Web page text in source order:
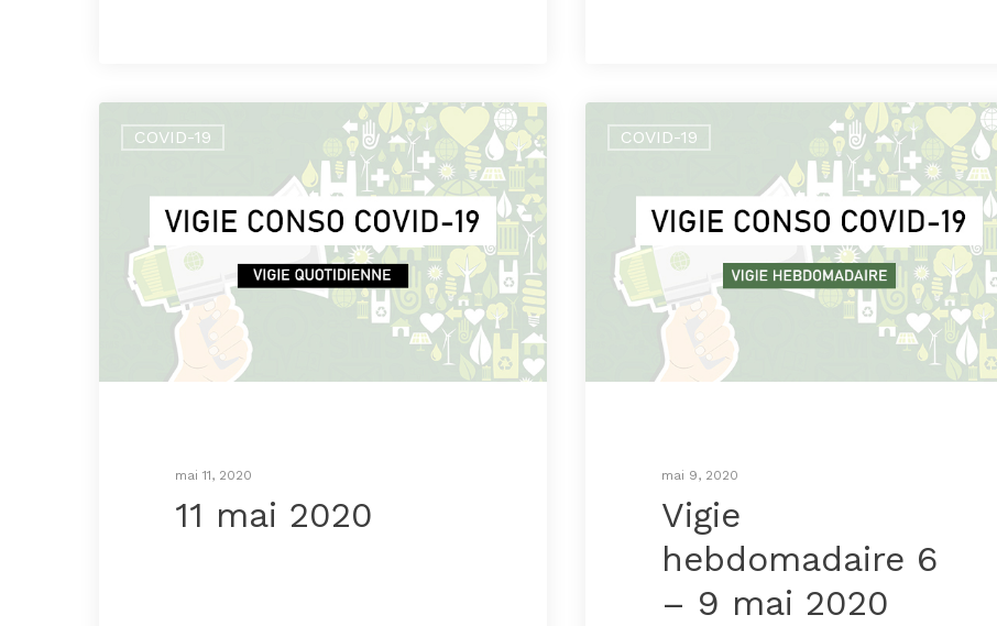
COVID-19
mai 11, 2020
11 mai 2020
COVID-19
mai 9, 2020
Vigie
hebdomadaire 6
– 9 mai 2020